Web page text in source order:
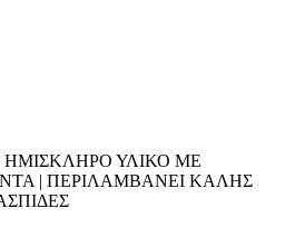
ΥΛΙΚΟ ΜΕ
| ΠΕΡΙΛΑΜΒΑΝΕΙ ΚΑΛΗΣ